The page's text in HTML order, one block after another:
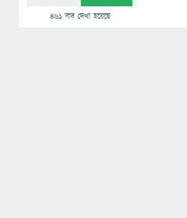
461বার দেখা হয়েছে